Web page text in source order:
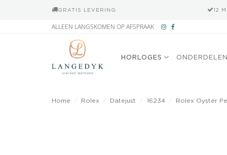
GRATIS LEVERING 12
ALLEEN LANGSKOMEN OP AFSPRAAK
HORLOGES ONDERDELEN
Home Rolex Datejust 16234 Rolex Oyster